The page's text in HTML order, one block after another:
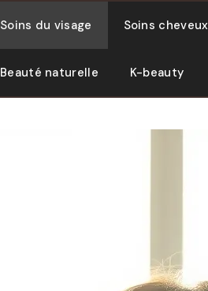
Soins du visage Soins cheveux
Beauté naturelle K-beauty